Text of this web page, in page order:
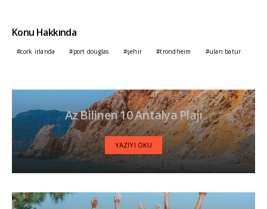
Konu Hakkında
cork irlanda port douglas şehir trondheim ulan batur
Az Bilinen 10 Antalya Plajı
YAZIYI OKU